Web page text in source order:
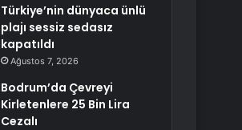
Türkiye’nin dünyaca ünlü
plajı sessiz sedasız
kapatıldı
Ağustos 7, 2026
Bodrum’da Çevreyi
Kirletenlere 25 Bin Lira
Cezalı